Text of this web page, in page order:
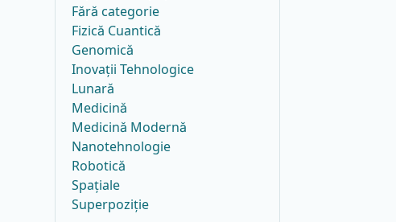
Fără categorie
Fizică Cuantică
Genomică
Inovații Tehnologice
Lunară
Medicină
Medicină Modernă
Nanotehnologie
Robotică
Spațiale
Superpoziție